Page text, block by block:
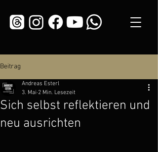
Beitrag
Sich selbst reflektieren und
neu ausrichten
Andreas Esterl
3. Mai 2 Min. Lesezeit